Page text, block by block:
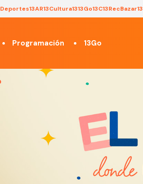
Deportes13AR13Cultura1313Go13C13RecBazar13
Programación 13Go